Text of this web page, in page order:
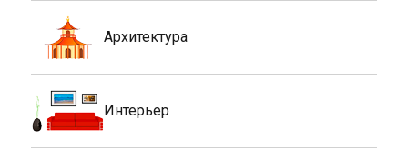
Архитектура
Интерьер